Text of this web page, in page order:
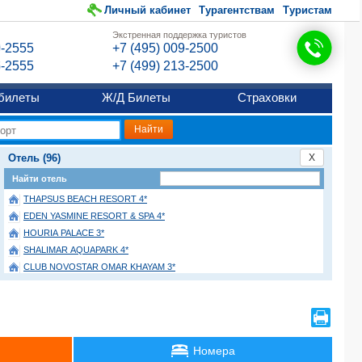
Личный кабинет Турагентствам Туристам
2555
2555
Экстренная поддержка туристов
+7 (495) 009-2500
+7 (499) 213-2500
Ж/Д Билеты Страховки
X
Отель (96)
Найти отель
THAPSUS BEACH RESORT 4*
EDEN YASMINE RESORT & SPA 4*
HOURIA PALACE 3*
SHALIMAR AQUAPARK 4*
CLUB NOVOSTAR OMAR KHAYAM 3*
Номера